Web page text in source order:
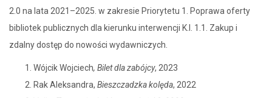
2.0 na lata 2021–2025. w zakresie Priorytetu 1. Poprawa oferty
bibliotek publicznych dla kierunku interwencji K.I. 1.1. Zakup i
zdalny dostęp do nowości wydawniczych.
Wójcik Wojciech, Bilet dla zabójcy, 2023
Rak Aleksandra, Bieszczadzka kolęda, 2022